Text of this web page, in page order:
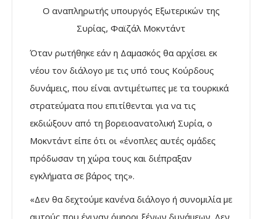
Ο αναπληρωτής υπουργός Εξωτερικών της
Συρίας, Φαϊζάλ Μοκντάντ
Όταν ρωτήθηκε εάν η Δαμασκός θα αρχίσει εκ
νέου τον διάλογο με τις υπό τους Κούρδους
δυνάμεις, που είναι αντιμέτωπες με τα τουρκικά
στρατεύματα που επιτίθενται για να τις
εκδιώξουν από τη βορειοανατολική Συρία, ο
Μοκντάντ είπε ότι οι «ένοπλες αυτές ομάδες
πρόδωσαν τη χώρα τους και διέπραξαν
εγκλήματα σε βάρος της».
«Δεν θα δεχτούμε κανένα διάλογο ή συνομιλία με
αυτούς που έγιναν όμηροι ξένων δυνάμεων. Δεν